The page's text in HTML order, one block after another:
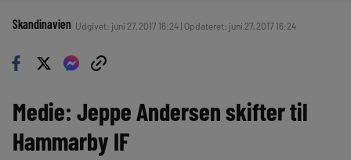
Skandinavien Udgivet: juni 27, 2017 16:24 | Opdateret: juni 27, 2017 16:24
Medie: Jeppe Andersen skifter til
Hammarby IF